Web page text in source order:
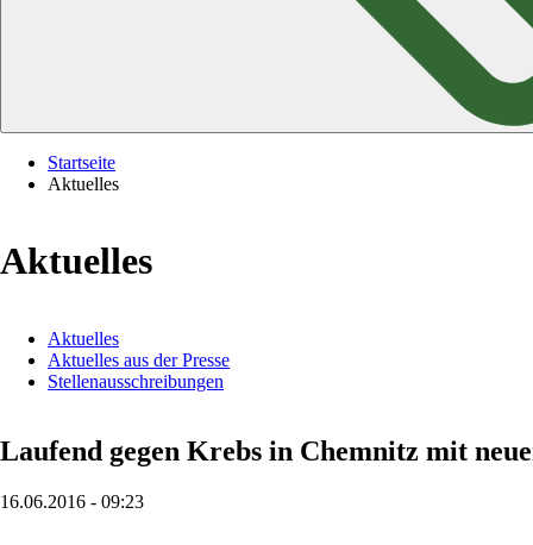
Startseite
Aktuelles
Aktuelles
überspringen
Aktuelles
Aktuelles aus der Presse
Stellenausschreibungen
Laufend gegen Krebs in Chemnitz mit
16.06.2016 - 09:23